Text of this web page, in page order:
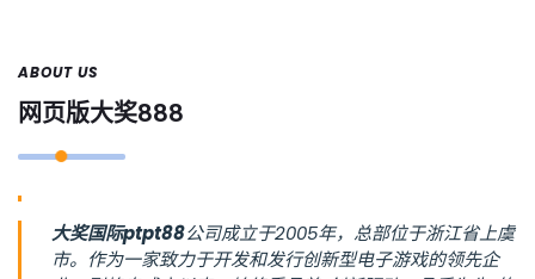
ABOUT US
网页版大奖888
大奖国际ptpt88公司成立于2005年，总部位于浙江省上虞
市。作为一家致力于开发和发行创新型电子游戏的领先企